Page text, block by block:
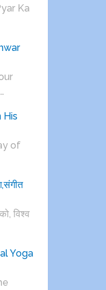
Ka
His
of
विश्व
Yoga